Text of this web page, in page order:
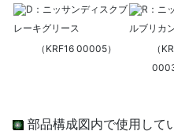
D：ニッサンディスクブ
レーキグリース
R：ニ
ルブリカ
（KRF16 00005）
（
部品構成図内で使用して